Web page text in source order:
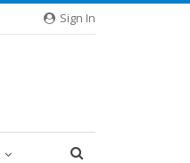
Sign In